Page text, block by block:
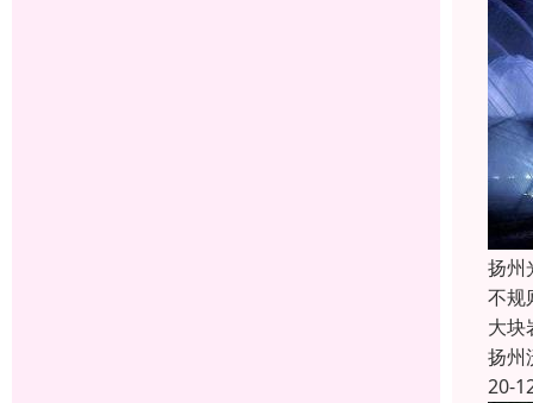
扬州
不规
大块
扬州
20-